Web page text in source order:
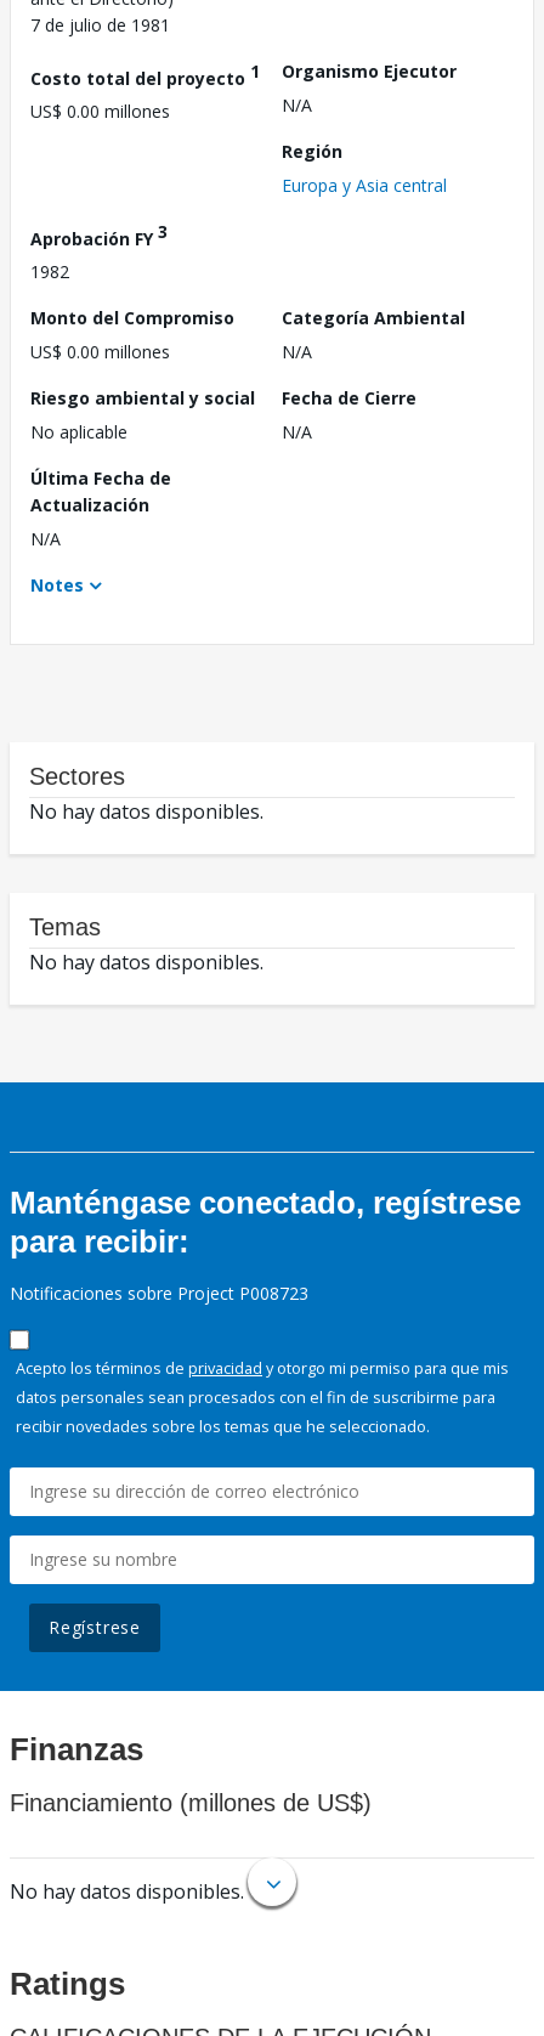
7 de julio de 1981
Costo total del proyecto 1
US$ 0.00 millones
Organismo Ejecutor
N/A
Región
Europa y Asia central
Aprobación FY3
1982
Monto del Compromiso
US$ 0.00 millones
Categoría Ambiental
N/A
Riesgo ambiental y social
No aplicable
Fecha de Cierre
N/A
Última Fecha de
Actualización
N/A
Notes
Sectores
No hay datos disponibles.
Temas
No hay datos disponibles.
Manténgase conectado, regístrese
para recibir:
Notificaciones sobre Project P008723
Acepto los términos de privacidad y otorgo mi permiso para que mis
datos personales sean procesados con el fin de suscribirme para
recibir novedades sobre los temas que he seleccionado.
Regístrese
Finanzas
Financiamiento (millones de US$)
No hay datos disponibles.
Ratings